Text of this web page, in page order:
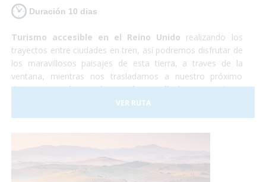
Duración 10 dias
Turismo accesible en el Reino Unido realizando los
trayectos entre ciudades en tren, así podremos disfrutar de
los maravillosos paisajes de esta tierra, a traves de la
ventana, mientras nos trasladamos a nuestro próximo
destino.Londres, Liverpool y Edimburgo, cultura,
shopping, historia y naturaleza. Un país completamente
preparado para hacer que la experiencia de todos los
VER RUTA